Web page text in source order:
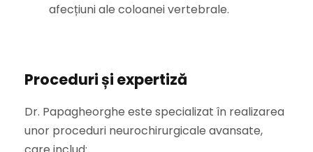
afecțiuni ale coloanei vertebrale.
Proceduri și expertiză
Dr. Papagheorghe este specializat în realizarea
unor proceduri neurochirurgicale avansate,